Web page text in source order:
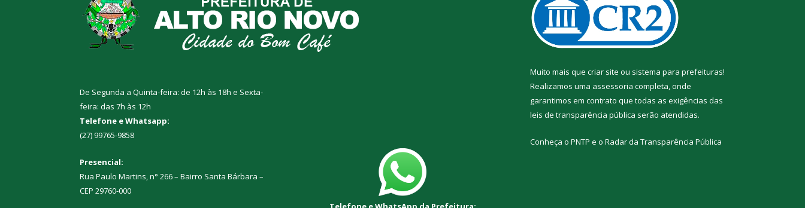
De Segunda a Quinta-feira: de 12h às 18h e Sexta-
feira: das 7h às 12h
Telefone e Whatsapp:
(27) 99765-9858
Presencial:
Rua Paulo Martins, n° 266 – Bairro Santa Bárbara –
CEP 29760-000
Muito mais que criar site ou sistema para prefeituras!
Realizamos uma assessoria completa, onde
garantimos em contrato que todas as exigências das
leis de transparência pública serão atendidas.
Conheça o PNTP e o Radar da Transparência Pública